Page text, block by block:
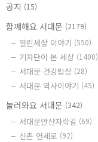
공지 (15)
함께해요 서대문 (2179)
열린세상 이야기 (550)
기자단이 본 세상 (1400)
서대문 건강밥상 (28)
서대문 역사이야기 (45)
놀러와요 서대문 (342)
서대문안산자락길 (69)
신촌 연세로 (92)